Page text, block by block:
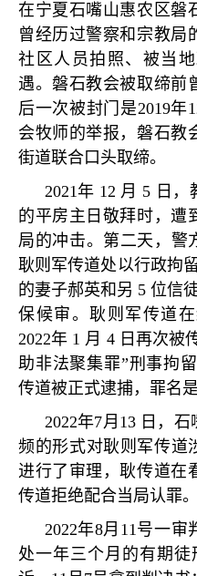
在宁夏石嘴山惠农区磐
曾经历过警察和宗教局
社区人员拍照、被当
遇。磐石教会被取缔前
后一次被封门是2019年
会牧师的举报，磐石教
街道联合口头取缔。
2021年 12 月 5 日，
的平房主日敬拜时，遭
局的冲击。第二天，警
耿则军传道处以行政拘
的妻子郝英和另 5位信
保候审。耿则军传道
2022年 1 月 4 日再次被
助非法聚集罪”刑事拘留
传道被正式逮捕，罪名
2022年7月 13 日，
频的形式对耿则军传道
进行了审理，耿传道在
传道拒绝配合当局认罪。
2022年8月 11号一审
处一年三个月的有期徒